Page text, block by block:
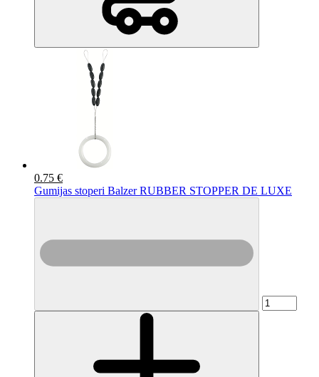
0.75 €
Gumijas stoperi Balzer RUBBER STOPPER DE LUXE